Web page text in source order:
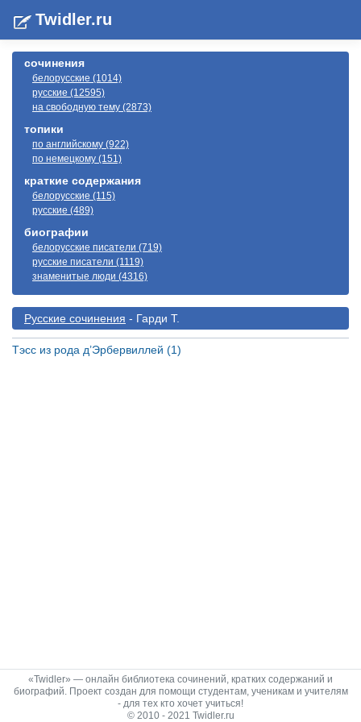
Twidler.ru
сочинения
белорусские (1014)
русские (12595)
на свободную тему (2873)
топики
по английскому (922)
по немецкому (151)
краткие содержания
белорусские (115)
русские (489)
биографии
белорусские писатели (719)
русские писатели (1119)
знаменитые люди (4316)
Русские сочинения - Гарди Т.
Тэсс из рода д’Эрбервиллей (1)
«Twidler» — онлайн библиотека сочинений, кратких содержаний и
биографий. Проект создан для помощи студентам, ученикам и учителям
- для тех кто хочет учиться!
© 2010 - 2021 Twidler.ru